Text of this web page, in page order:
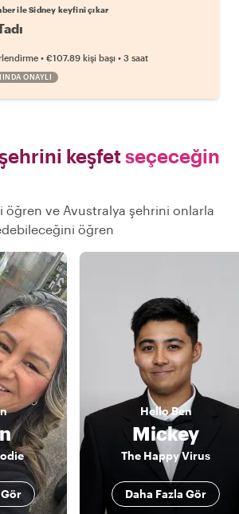
ile Sidney keyfini çıkar
• €107.89 kişi başı • 3 saat
ONAYLI
keşfetseçeceğin
öğren ve Avustralya şehrini onlarla
öğren
Gör
HelloBen
Mickey
The Happy Virus
Daha Fazla Gör